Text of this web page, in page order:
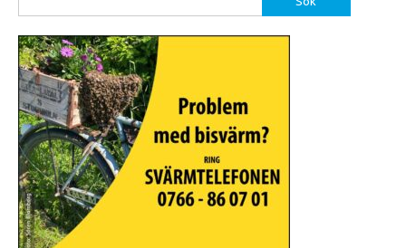
efter: